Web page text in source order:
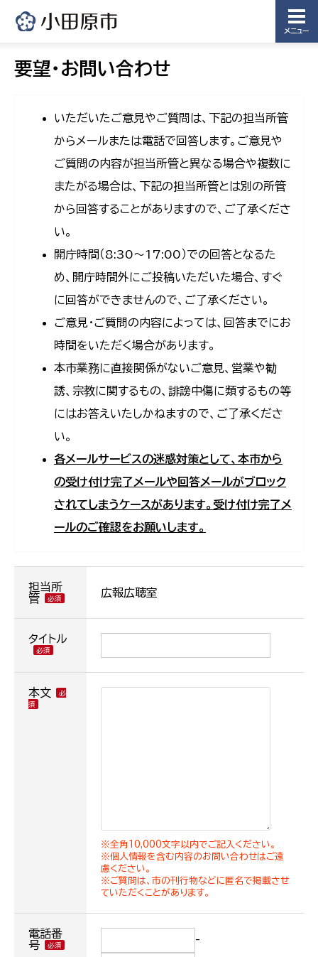
メニュー
要望・お問い合わせ
いただいたご意見やご質問は、下記の担当所管
からメールまたは電話で回答します。ご意見や
ご質問の内容が担当所管と異なる場合や複数に
またがる場合は、下記の担当所管とは別の所管
から回答することがありますので、ご了承くださ
い。
開庁時間（8:30〜17:00）での回答となるた
め、開庁時間外にご投稿いただいた場合、すぐ
に回答ができませんので、ご了承ください。
ご意見・ご質問の内容によっては、回答までにお
時間をいただく場合があります。
本市業務に直接関係がないご意見、営業や勧
誘、宗教に関するもの、誹謗中傷に類するもの等
にはお答えいたしかねますので、ご了承くださ
い。
各メールサービスの迷惑対策として、本市から
の受け付け完了メールや回答メールがブロック
されてしまうケースがあります。受け付け完了メ
ールのご確認をお願いします。
担当所
管
広報広聴室
タイトル
本文
※全角10,000文字以内でご記入ください。
※個人情報を含む内容のお問い合わせはご遠
慮ください。
※ご質問は、市の刊行物などに匿名で掲載させ
ていただくことがあります。
電話番
号
-